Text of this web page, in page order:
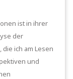
ist in ihrer
der
ich am Lesen
und